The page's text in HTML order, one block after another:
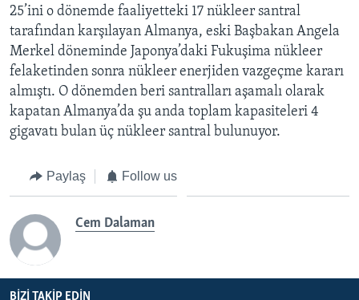
25’ini o dönemde faaliyetteki 17 nükleer santral
tarafından karşılayan Almanya, eski Başbakan Angela
Merkel döneminde Japonya’daki Fukuşima nükleer
felaketinden sonra nükleer enerjiden vazgeçme kararı
almıştı. O dönemden beri santralları aşamalı olarak
kapatan Almanya’da şu anda toplam kapasiteleri 4
gigavatı bulan üç nükleer santral bulunuyor.
Paylaş Follow us
Cem Dalaman
BIZI TAKIP EDIN